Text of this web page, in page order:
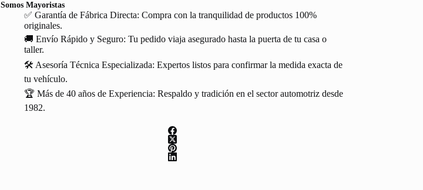
Somos Mayoristas
✅ Garantía de Fábrica Directa: Compra con la tranquilidad de productos 100%
originales.
🚚 Envío Rápido y Seguro: Tu pedido viaja asegurado hasta la puerta de tu casa o
taller.
🛠️ Asesoría Técnica Especializada: Expertos listos para confirmar la medida exacta de
tu vehículo.
🏆 Más de 40 años de Experiencia: Respaldo y tradición en el sector automotriz desde
1982.